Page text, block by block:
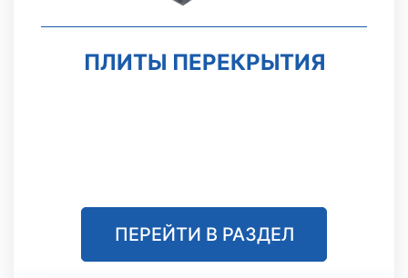
ПЛИТЫ ПЕРЕКРЫТИЯ
ПЕРЕЙТИ В РАЗДЕЛ